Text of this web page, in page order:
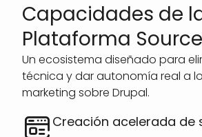
Capacidades de
Plataforma Source
Un ecosistema diseñado para
técnica y dar autonomía real a
marketing sobre Drupal.
Creación acelerada de